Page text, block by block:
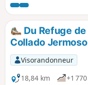
pente s'accentue
longue. À la jonction
Vegabaño, le tracé
facile et ne comporte
jusqu'au Refuge de
Du Refuge
Collado Jermoso
Visorandonneur
18,84 km
+1